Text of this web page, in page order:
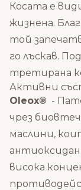
Косата е
жизнена.
той
го лъскав.
третирана
Активни
Oleox® -
чрез
маслини,
висока